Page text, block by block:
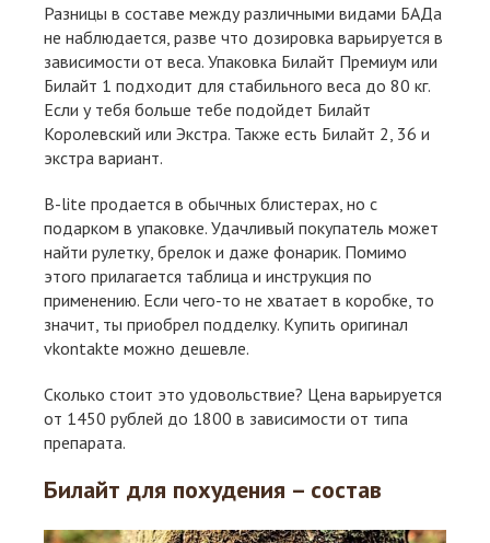
Разницы в составе между различными видами БАДа
не наблюдается, разве что дозировка варьируется в
зависимости от веса. Упаковка Билайт Премиум или
Билайт 1 подходит для стабильного веса до 80 кг.
Если у тебя больше тебе подойдет Билайт
Королевский или Экстра. Также есть Билайт 2, 36 и
экстра вариант.
B-lite продается в обычных блистерах, но с
подарком в упаковке. Удачливый покупатель может
найти рулетку, брелок и даже фонарик. Помимо
этого прилагается таблица и инструкция по
применению. Если чего-то не хватает в коробке, то
значит, ты приобрел подделку. Купить оригинал
vkontakte можно дешевле.
Сколько стоит это удовольствие? Цена варьируется
от 1450 рублей до 1800 в зависимости от типа
препарата.
Билайт для похудения – состав